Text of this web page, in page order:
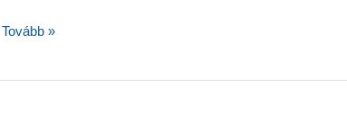
Elég-
Tovább »